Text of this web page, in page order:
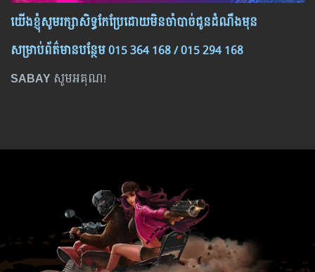
យើង​ខ្ញុំ​សូម​រក្សា​សិទ្ធ​កែ​ប្រែ​ដោយ​មិន​ចាំ​បាច់​ជូន​ដំណឹង​មុន
សម្រាប់​ព័ត៌មាន​បន្ថែម​ 015 364 168 / 015 294 168
SABAY សូមអគុណ!